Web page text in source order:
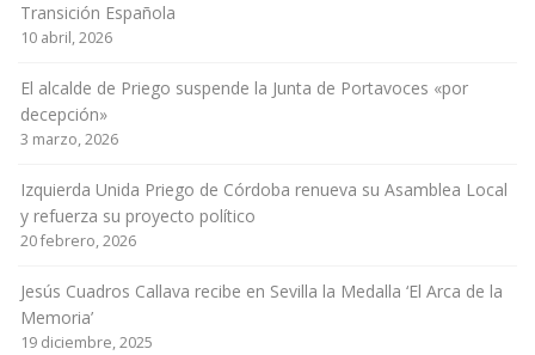
Transición Española
10 abril, 2026
El alcalde de Priego suspende la Junta de Portavoces «por
decepción»
3 marzo, 2026
Izquierda Unida Priego de Córdoba renueva su Asamblea Local
y refuerza su proyecto político
20 febrero, 2026
Jesús Cuadros Callava recibe en Sevilla la Medalla ‘El Arca de la
Memoria’
19 diciembre, 2025